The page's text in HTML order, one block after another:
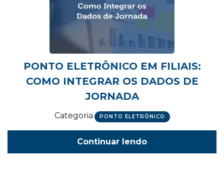
PONTO ELETRÔNICO EM FILIAIS:
COMO INTEGRAR OS DADOS DE
JORNADA
Categoria PONTO ELETRÔNICO
Continuar lendo